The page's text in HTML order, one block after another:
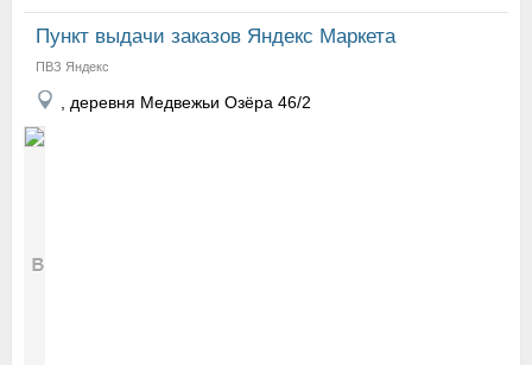
Пункт выдачи заказов Яндекс Маркета
ПВЗ Яндекс
, деревня Медвежьи Озёра 46/2